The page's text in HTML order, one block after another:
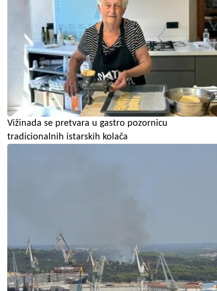
Vižinada se pretvara u gastro pozornicu
tradicionalnih istarskih kolača